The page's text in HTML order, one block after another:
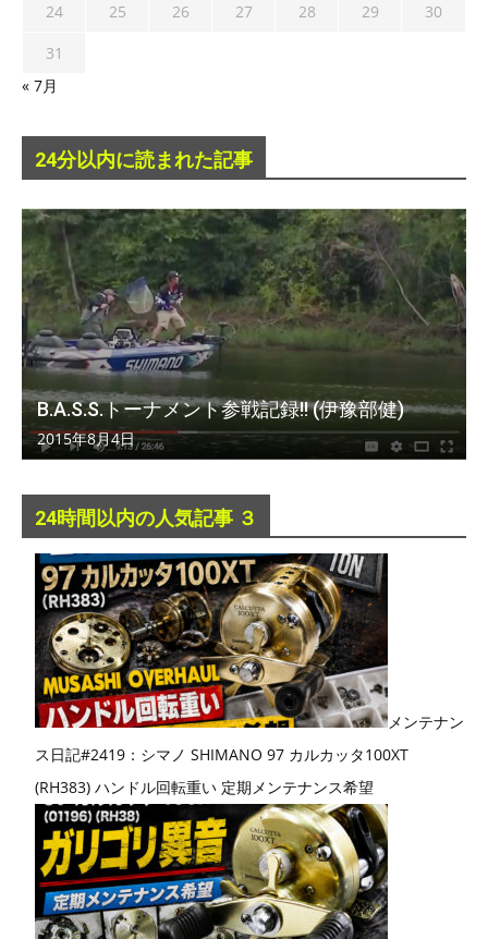
24
25 26 27 28 29
30
31
« 7月
24分以内に読まれた記事
B.A.S.S.トーナメント参戦記録!! (伊豫部健)
2015年8月4日
24時間以内の人気記事 ３
メンテナン
ス日記#2419：シマノ SHIMANO 97 カルカッタ100XT
(RH383) ハンドル回転重い 定期メンテナンス希望